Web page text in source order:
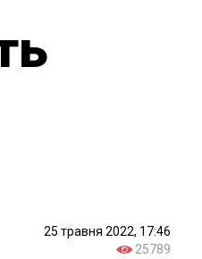
25 травня 2022, 17:46
25789